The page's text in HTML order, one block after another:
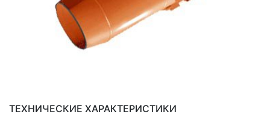
ТЕХНИЧЕСКИЕ ХАРАКТЕРИСТИКИ